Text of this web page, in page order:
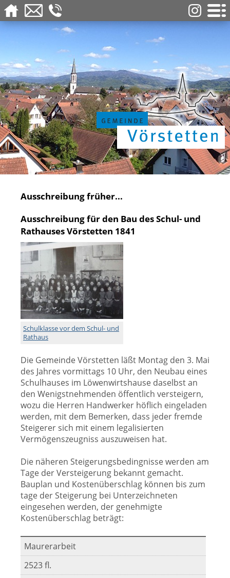
Ausschreibung früher...
Ausschreibung für den Bau des Schul- und
Rathauses Vörstetten 1841
Schulklasse vor dem Schul- und
Rathaus
Die Gemeinde Vörstetten läßt Montag den 3. Mai
des Jahres vormittags 10 Uhr, den Neubau eines
Schulhauses im Löwenwirtshause daselbst an
den Wenigstnehmenden öffentlich versteigern,
wozu die Herren Handwerker höflich eingeladen
werden, mit dem Bemerken, dass jeder fremde
Steigerer sich mit einem legalisierten
Vermögenszeugniss auszuweisen hat.
Die näheren Steigerungsbedingnisse werden am
Tage der Versteigerung bekannt gemacht.
Bauplan und Kostenüberschlag können bis zum
tage der Steigerung bei Unterzeichneten
eingesehen werden, der genehmigte
Kostenüberschlag beträgt:
Maurerarbeit
2523 fl.